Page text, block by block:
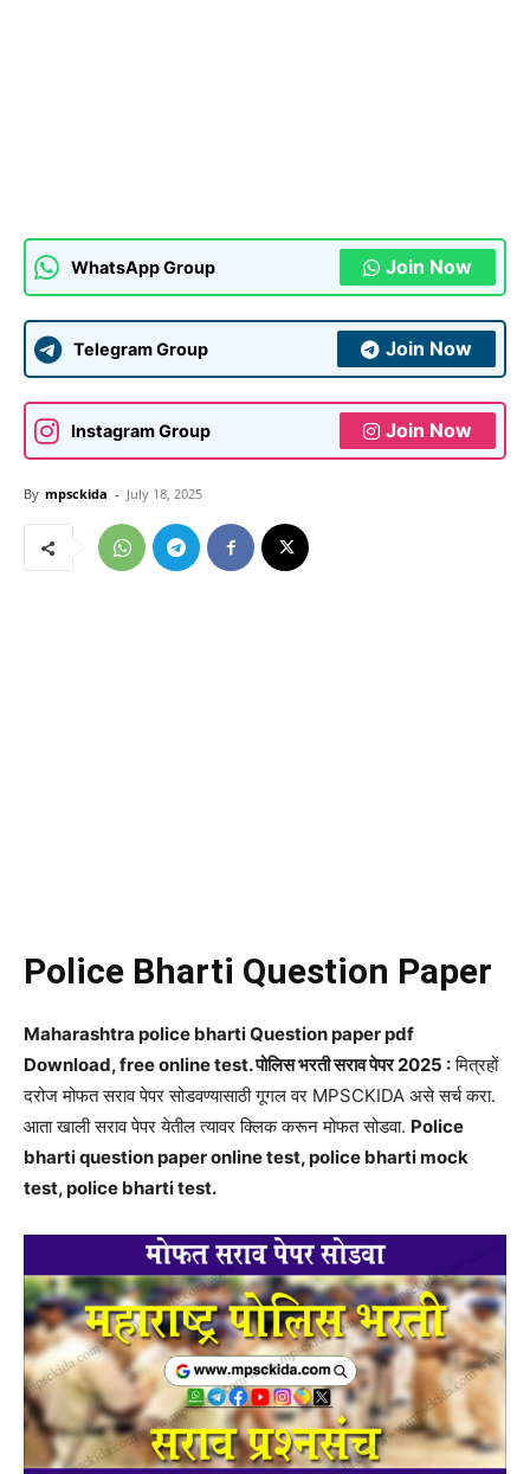
WhatsApp Group Join Now
Telegram Group Join Now
Instagram Group Join Now
By mpsckida - July 18, 2025
Police Bharti Question Paper
Maharashtra police bharti Question paper pdf
Download, free online test. पोलिस भरती सराव पेपर 2025 :मित्रहों
दरोज मोफत सराव पेपर सोडवण्यासाठी गूगल वर MPSCKIDA असे सर्च करा.
आता खाली सराव पेपर येतील त्यावर क्लिक करून मोफत सोडवा. Police
bharti question paper online test, police bharti mock
test, police bharti test.